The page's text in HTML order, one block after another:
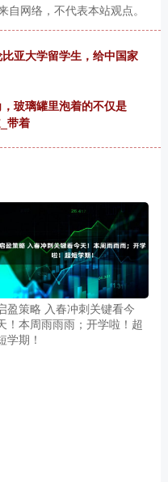
自网络，不代表本站观点。
亚大学留学生，给中国家
玻璃罐里泡着的不仅是
带着
盈策略 入春冲刺关键看今
！本周雨雨雨；开学啦！超
学期！